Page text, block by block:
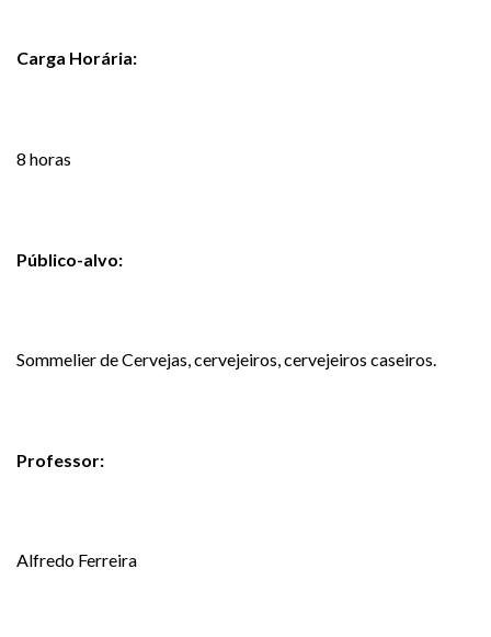
Carga Horária:
8 horas
Público-alvo:
Sommelier de Cervejas, cervejeiros, cervejeiros caseiros.
Professor:
Alfredo Ferreira